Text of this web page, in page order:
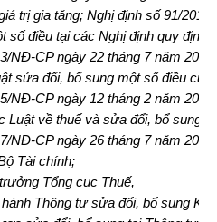
trị gia tăng; Nghị định số 91/
số điều tại các Nghị định quy định
NĐ-CP ngày 22 tháng 7 năm
sửa đổi, bổ sung một số điều của
NĐ-CP ngày 12 tháng 2 năm
Luật về thuế và sửa đổi, bổ sung
NĐ-CP ngày 26 tháng 7 năm
Tài chính;
Tổng cục Thuế,
Thông tư sửa đổi, bổ sung